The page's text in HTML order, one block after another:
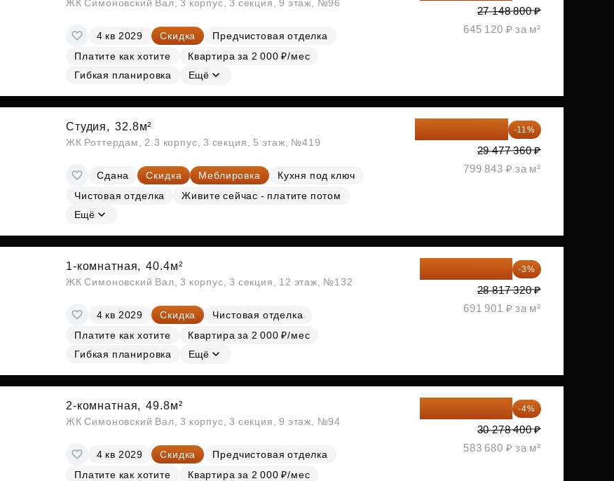
ЖК Симоновский Вал, 3 корпус, 3 секция, 9 этаж, №96
4 кв 2029 Скидка
Предчистовая отделка
Платите как хотите
Квартира за 2 000 ₽/мес
Гибкая планировка
Ещё
27 148 800 ₽
645 120 ₽ за м²
Студия, 32.8м²
ЖК Роттердам, 2.3 корпус, 3 секция, 5 этаж, №419
Сдана Скидка Меблировка
Кухня под ключ
Чистовая отделка
Живите сейчас - платите потом
Ещё
-11%
29 477 360 ₽
799 843 ₽ за м²
1-комнатная, 40.4м²
ЖК Симоновский Вал, 3 корпус, 3 секция, 12 этаж, №132
4 кв 2029 Скидка
Чистовая отделка
Платите как хотите
Квартира за 2 000 ₽/мес
Гибкая планировка
Ещё
27 952 800 ₽ -3%
28 817 320 ₽
691 901 ₽ за м²
2-комнатная, 49.8м²
ЖК Симоновский Вал, 3 корпус, 3 секция, 9 этаж, №94
4 кв 2029 Скидка
Предчистовая отделка
Платите как хотите
Квартира за 2 000 ₽/мес
29 067 264 ₽ -4%
30 278 400 ₽
583 680 ₽ за м²